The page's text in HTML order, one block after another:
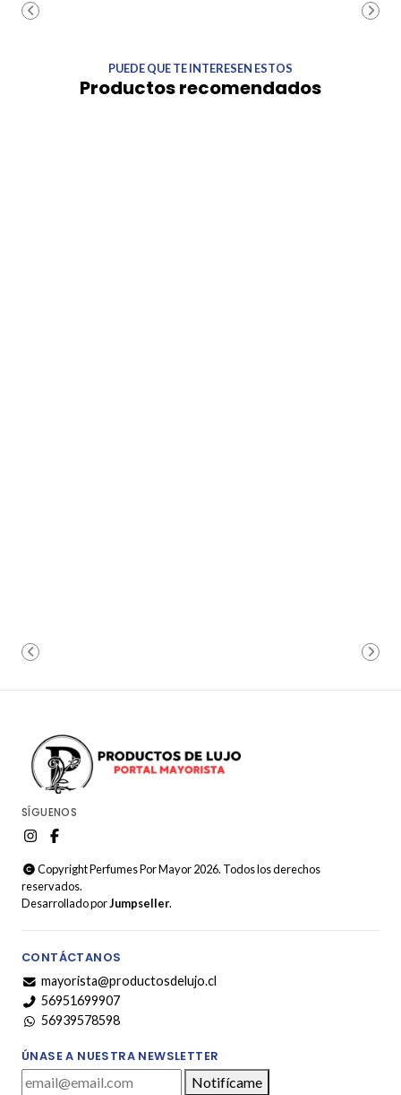
PUEDE QUE TE INTERESEN ESTOS
Productos recomendados
SÍGUENOS
Copyright Perfumes Por Mayor 2026. Todos los derechos
reservados.
Desarrollado porJumpseller.
CONTÁCTANOS
mayorista@productosdelujo.cl
56951699907
56939578598
ÚNASE A NUESTRA NEWSLETTER
Notifícame